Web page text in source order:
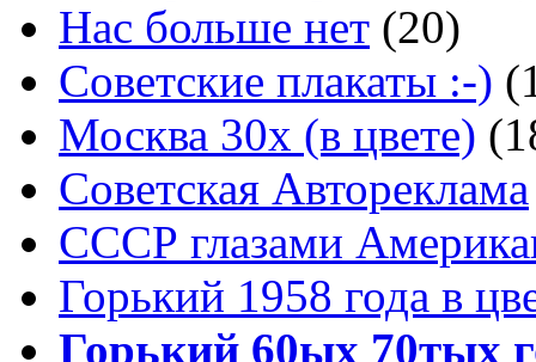
Нас больше нет (20)
Советские плакаты :-)
Москва 30x (в цвете)
Советская Автореклама
СССР глазами
Горький 1958 года в
Горький 60ых 70тых